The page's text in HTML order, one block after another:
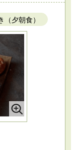
（夕朝食）